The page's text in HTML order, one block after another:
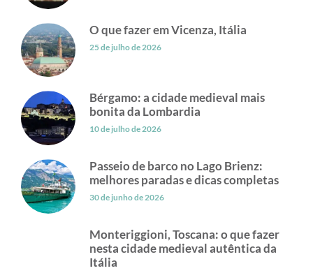
O que fazer em Vicenza, Itália
25 de julho de 2026
Bérgamo: a cidade medieval mais
bonita da Lombardia
10 de julho de 2026
Passeio de barco no Lago Brienz:
melhores paradas e dicas completas
30 de junho de 2026
Monteriggioni, Toscana: o que fazer
nesta cidade medieval autêntica da
Itália